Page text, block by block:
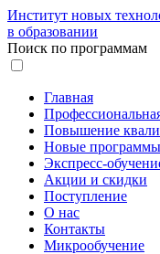
Институт новых
в образовании
Поиск по программам
Главная
Повышение
Новые программы
Экспресс-
Акции и скидки
Поступление
О нас
Контакты
Микрообучение